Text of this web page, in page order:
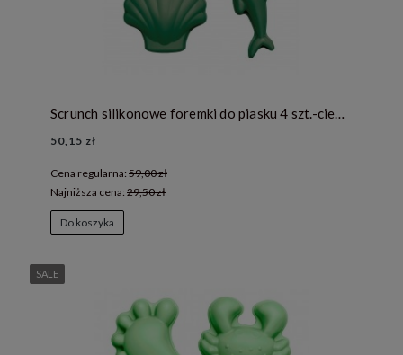
Scrunch silikonowe foremki do piasku 4 szt.-ciemny zielony
50,15 zł
Cena regularna: 59,00 zł
Najniższa cena: 29,50 zł
Do koszyka
SALE